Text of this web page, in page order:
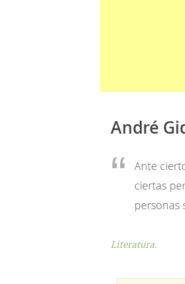
André
Ante
ciertas
personas
Literatura.